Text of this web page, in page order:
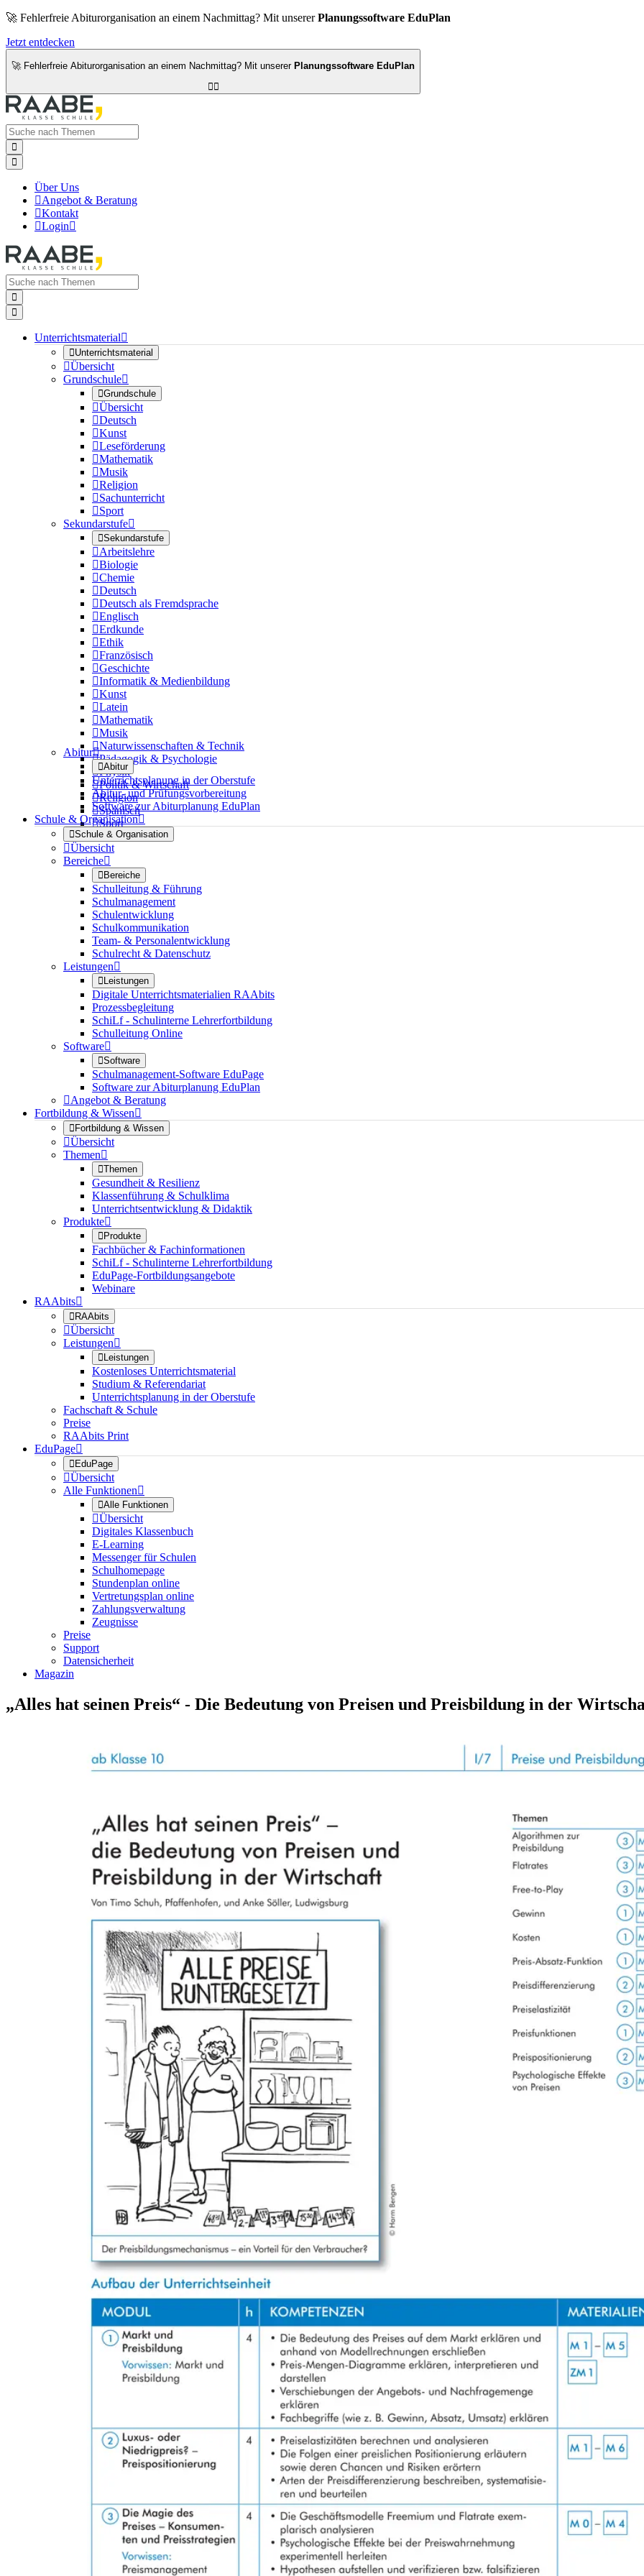
🚀 Fehlerfreie Abiturorganisation an einem Nachmittag? Mit unsererPlanungssoftware EduPlan
Jetzt entdecken
🚀 Fehlerfreie Abiturorganisation an einem Nachmittag? Mit unserer Planungssoftware EduPlan



Über Uns
Angebot & Beratung
Kontakt
Login


Unterrichtsmaterial
Unterrichtsmaterial
Übersicht
Grundschule
Grundschule
Übersicht
Deutsch
Kunst
Leseförderung
Mathematik
Musik
Religion
Sachunterricht
Sport
Sekundarstufe
Sekundarstufe
Arbeitslehre
Biologie
Chemie
Deutsch
Deutsch als Fremdsprache
Englisch
Erdkunde
Ethik
Französisch
Geschichte
Informatik & Medienbildung
Kunst
Latein
Mathematik
Musik
Naturwissenschaften & Technik
Pädagogik & Psychologie
Physik
Politik & Wirtschaft
Religion
Spanisch
Sport
Abitur
Abitur
Unterrichtsplanung in der Oberstufe
Abitur- und Prüfungsvorbereitung
Software zur Abiturplanung EduPlan
Schule & Organisation
Schule & Organisation
Übersicht
Bereiche
Bereiche
Schulleitung & Führung
Schulmanagement
Schulentwicklung
Schulkommunikation
Team- & Personalentwicklung
Schulrecht & Datenschutz
Leistungen
Leistungen
Digitale Unterrichtsmaterialien RAAbits
Prozessbegleitung
SchiLf - Schulinterne Lehrerfortbildung
Schulleitung Online
Software
Software
Schulmanagement-Software EduPage
Software zur Abiturplanung EduPlan
Angebot & Beratung
Fortbildung & Wissen
Fortbildung & Wissen
Übersicht
Themen
Themen
Gesundheit & Resilienz
Klassenführung & Schulklima
Unterrichtsentwicklung & Didaktik
Produkte
Produkte
Fachbücher & Fachinformationen
SchiLf - Schulinterne Lehrerfortbildung
EduPage-Fortbildungsangebote
Webinare
RAAbits
RAAbits
Übersicht
Leistungen
Leistungen
Kostenloses Unterrichtsmaterial
Studium & Referendariat
Unterrichtsplanung in der Oberstufe
Fachschaft & Schule
Preise
RAAbits Print
EduPage
EduPage
Übersicht
Alle Funktionen
Alle Funktionen
Übersicht
Digitales Klassenbuch
E-Learning
Messenger für Schulen
Schulhomepage
Stundenplan online
Vertretungsplan online
Zahlungsverwaltung
Zeugnisse
Preise
Support
Datensicherheit
Magazin
„Alles hat seinen Preis“ - Die Bedeutung von Preisen und Preisbildung in der